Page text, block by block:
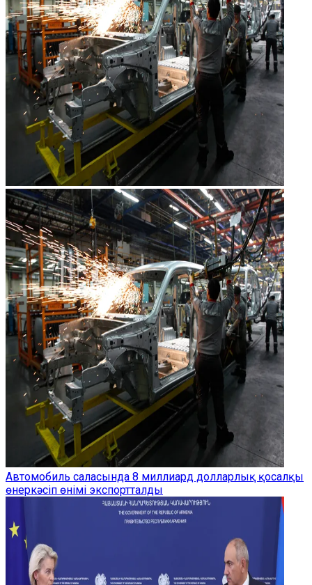
Автомобиль саласында 8 миллиард долларлық қосалқы
өнеркәсіп өнімі экспортталды